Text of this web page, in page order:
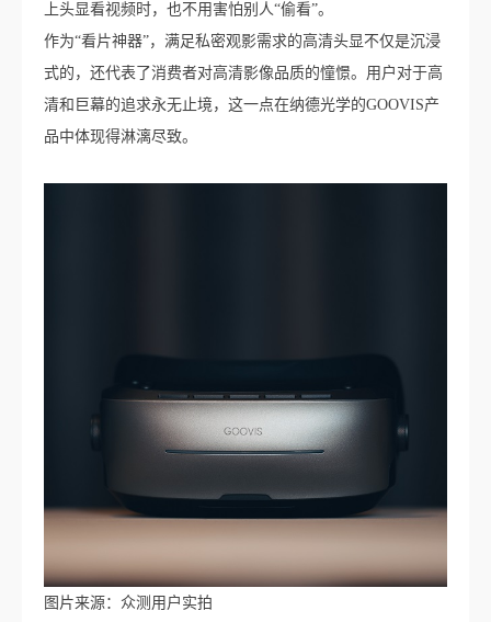
上头显看视频时，也不用害怕别人“偷看”。
作为“看片神器”，满足私密观影需求的高清头显不仅是沉浸
式的，还代表了消费者对高清影像品质的憧憬。用户对于高
清和巨幕的追求永无止境，这一点在纳德光学的GOOVIS产
品中体现得淋漓尽致。
图片来源：众测用户实拍